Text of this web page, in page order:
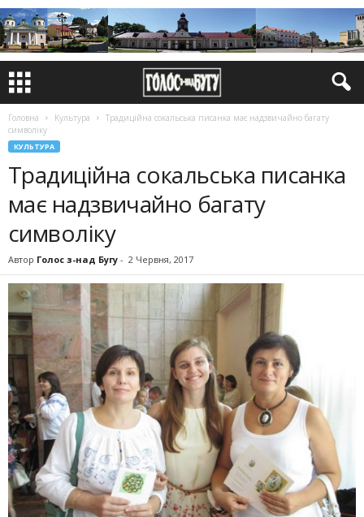
Головна Культура
Традиційна сокальська писанка має надзвичайно багату
символіку
КУЛЬТУРА
Традиційна сокальська писанка
має надзвичайно багату
символіку
Автор Голос з-над Бугу - 2 Червня, 2017